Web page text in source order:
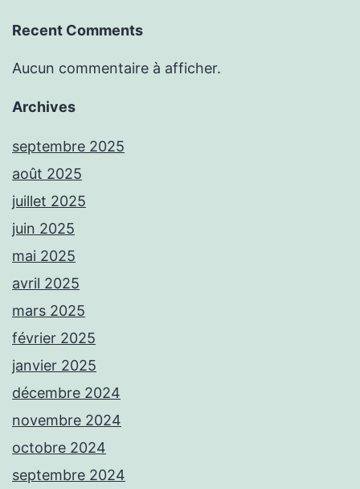
Recent Comments
Aucun commentaire à afficher.
Archives
septembre 2025
août 2025
juillet 2025
juin 2025
mai 2025
avril 2025
mars 2025
février 2025
janvier 2025
décembre 2024
novembre 2024
octobre 2024
septembre 2024